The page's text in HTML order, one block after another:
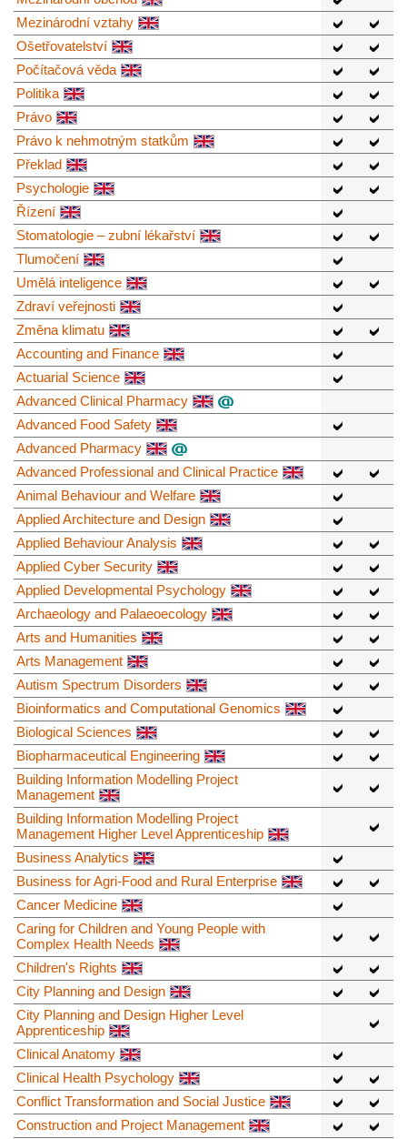
Mezinárodní vztahy
Ošetřovatelství
Počítačová věda
Politika
Právo
Právo k nehmotným statkům
Překlad
Psychologie
Řízení
Stomatologie – zubní lékařství
Tlumočení
Umělá inteligence
Zdraví veřejnosti
Změna klimatu
Accounting and Finance
Actuarial Science
Advanced Clinical Pharmacy
Advanced Food Safety
Advanced Pharmacy
Advanced Professional and Clinical Practice
Animal Behaviour and Welfare
Applied Architecture and Design
Applied Behaviour Analysis
Applied Cyber Security
Applied Developmental Psychology
Archaeology and Palaeoecology
Arts and Humanities
Arts Management
Autism Spectrum Disorders
Bioinformatics and Computational Genomics
Biological Sciences
Biopharmaceutical Engineering
Building Information Modelling Project
Management
Building Information Modelling Project
Management Higher Level Apprenticeship
Business Analytics
Business for Agri-Food and Rural Enterprise
Cancer Medicine
Caring for Children and Young People with
Complex Health Needs
Children's Rights
City Planning and Design
City Planning and Design Higher Level
Apprenticeship
Clinical Anatomy
Clinical Health Psychology
Conflict Transformation and Social Justice
Construction and Project Management